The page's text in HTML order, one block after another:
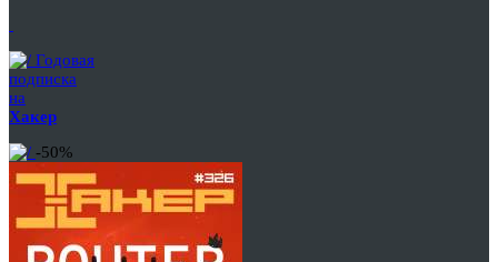
Годовая
подписка
на
Хакер
-50%